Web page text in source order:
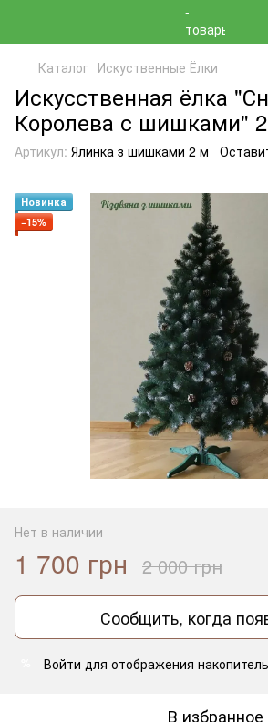
Каталог Искуственные Ёлки
Искусственная ёлка
Королева с шишками"
Артикул: Ялинка з шишками 2 м
Новинка
−15%
Нет в наличии
1 700 грн 2 000 грн
Сообщить, когда
Войти для отображения
В избранное